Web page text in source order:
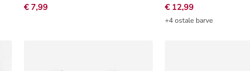
€ 7,99 € 12,99
+4 ostale barve